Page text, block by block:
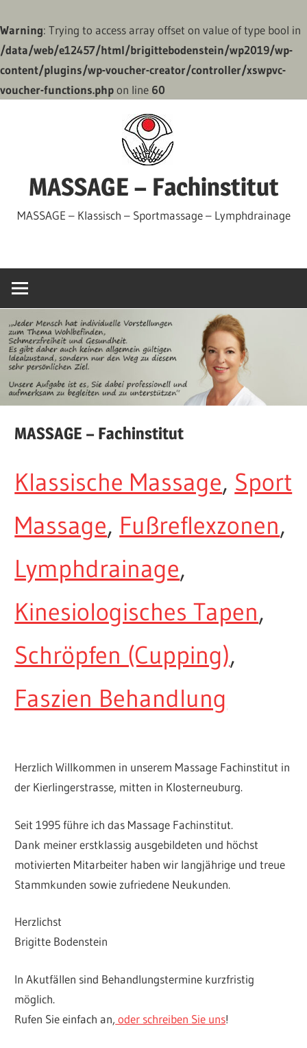
Warning: Trying to access array offset on value of type bool in
/data/web/e12457/html/brigittebodenstein/wp2019/wp-
content/plugins/wp-voucher-creator/controller/xswpvc-
voucher-functions.phpon line 60
MASSAGE – Fachinstitut
MASSAGE – Klassisch – Sportmassage – Lymphdrainage
MASSAGE – Fachinstitut
Klassische Massage, Sport
Massage, Fußreflexzonen,
Lymphdrainage,
Kinesiologisches Tapen,
Schröpfen (Cupping),
Faszien Behandlung
Herzlich Willkommen in unserem Massage Fachinstitut in
der Kierlingerstrasse, mitten in Klosterneuburg.
Seit 1995 führe ich das Massage Fachinstitut.
Dank meiner erstklassig ausgebildeten und höchst
motivierten Mitarbeiter haben wir langjährige und treue
Stammkunden sowie zufriedene Neukunden.
Herzlichst
Brigitte Bodenstein
In Akutfällen sind Behandlungstermine kurzfristig
möglich.
Rufen Sie einfach an, oder schreiben Sie uns!